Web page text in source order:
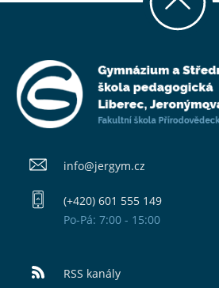
info@​jergym.cz
(+420) 601 555 149
Po-Pá: 7:00 - 15:00
RSS kanály